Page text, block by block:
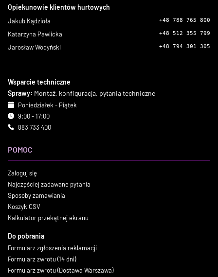
Opiekunowie klientów hurtowych
Jakub Kądzioła +48 788 765 800
Katarzyna Pawlicka +48 512 355 799
Jarosław Wodyński +48 794 301 305
Wsparcie techniczne
Sprawy: Montaż, konfiguracja, pytania techniczne
Poniedziałek - Piątek
9:00 - 17:00
883 733 400
POMOC
Zaloguj się
Najczęściej zadawane pytania
Sposoby zamawiania
Koszyk CSV
Kalkulator przekątnej ekranu
Do pobrania
Formularz zgłoszenia reklamacji
Formularz zwrotu (14 dni)
Formularz zwrotu (Dostawa Warszawa)